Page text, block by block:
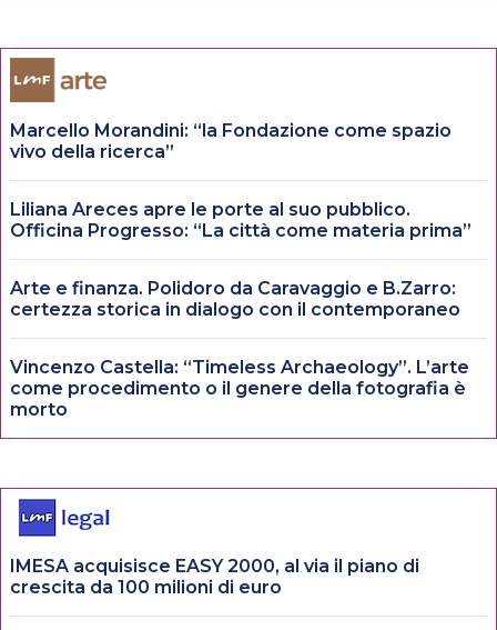
Marcello Morandini: “la Fondazione come spazio
vivo della ricerca”
Liliana Areces apre le porte al suo pubblico.
Officina Progresso: “La città come materia prima”
Arte e finanza. Polidoro da Caravaggio e B.Zarro:
certezza storica in dialogo con il contemporaneo
Vincenzo Castella: “Timeless Archaeology”. L’arte
come procedimento o il genere della fotografia è
morto
IMESA acquisisce EASY 2000, al via il piano di
crescita da 100 milioni di euro